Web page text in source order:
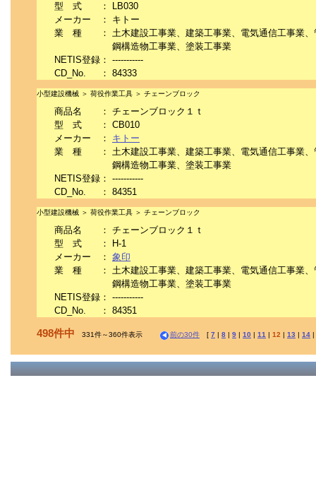
型 式
：
LB030
メーカー
： キトー
業 種
： 土木建設工事業、建築工事業、電気通信工事業
鋼構造物工事業、塗装工事業
NETIS登録 ： -----------
CD_No.
： 84333
小型建設機械 ＞ 荷役作業工具 ＞ チェーンブロック
商品名 ： チェーンブロック１ｔ
型 式
： CB010
メーカー
： キトー
業 種
： 土木建設工事業、建築工事業、電気通信工事業
鋼構造物工事業、塗装工事業
NETIS登録 ： -----------
CD_No.
： 84351
小型建設機械 ＞ 荷役作業工具 ＞ チェーンブロック
商品名 ： チェーンブロック１ｔ
型 式
：
H-1
メーカー
： 象印
業 種
： 土木建設工事業、建築工事業、電気通信工事業
鋼構造物工事業、塗装工事業
NETIS登録 ： -----------
CD_No.
： 84351
498件中 331件～360件表示 前の30件 [ 7 | 8 | 9 | 10 | 11 | 12 | 13 | 14 |